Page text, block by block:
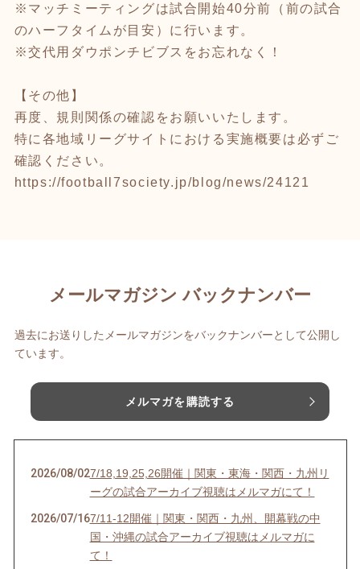
※マッチミーティングは試合開始40分前（前の試合
のハーフタイムが目安）に行います。
※交代用ダウポンチビブスをお忘れなく！
【その他】
再度、規則関係の確認をお願いいたします。
特に各地域リーグサイトにおける実施概要は必ずご
確認ください。
https://football7society.jp/blog/news/24121
メールマガジン バックナンバー
過去にお送りしたメールマガジンをバックナンバーとして公開し
ています。
メルマガを購読する
2026/08/027/18,19,25,26開催｜関東・東海・関西・九州リ
ーグの試合アーカイブ視聴はメルマガにて！
2026/07/167/11-12開催｜関東・関西・九州、開幕戦の中
国・沖縄の試合アーカイブ視聴はメルマガに
て！